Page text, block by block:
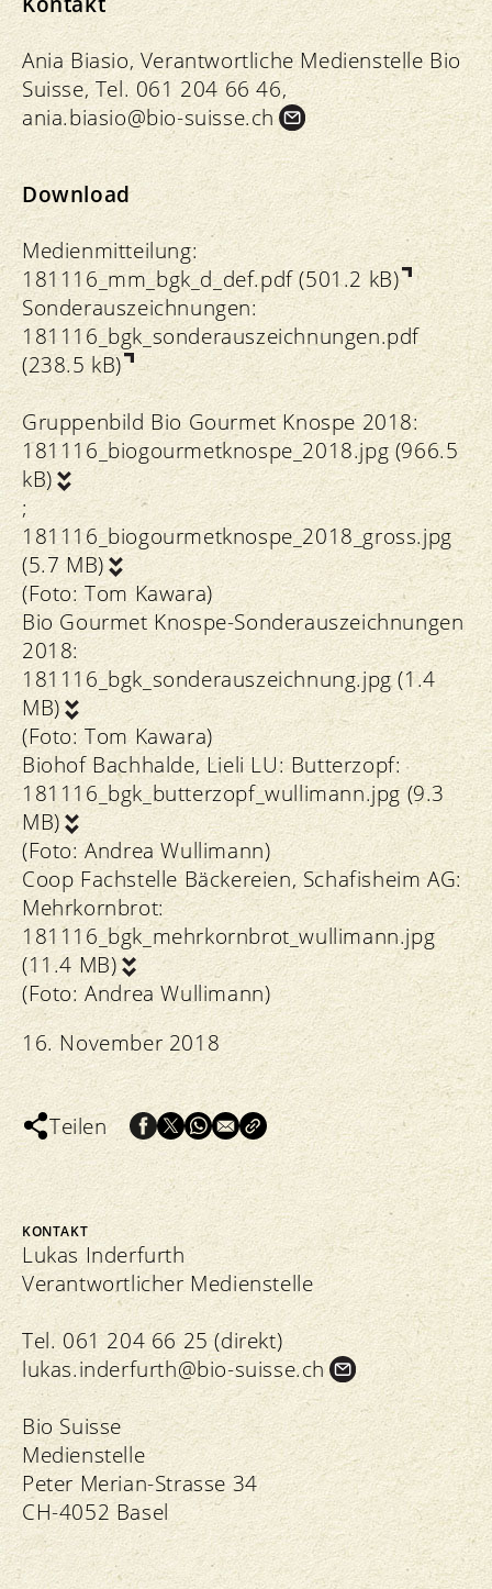
Ania Biasio, Verantwortliche Medienstelle Bio
Suisse, Tel. 061 204 66 46,
ania.biasio@bio-suisse.ch
Download
Medienmitteilung:
181116_mm_bgk_d_def.pdf (501.2 kB)
Sonderauszeichnungen:
181116_bgk_sonderauszeichnungen.pdf
(238.5 kB)
Gruppenbild Bio Gourmet Knospe 2018:
181116_biogourmetknospe_2018.jpg (966.5
kB)
;
181116_biogourmetknospe_2018_gross.jpg
(5.7 MB)
(Foto: Tom Kawara)
Bio Gourmet Knospe-Sonderauszeichnungen
2018:
181116_bgk_sonderauszeichnung.jpg (1.4
MB)
(Foto: Tom Kawara)
Biohof Bachhalde, Lieli LU: Butterzopf:
181116_bgk_butterzopf_wullimann.jpg (9.3
MB)
(Foto: Andrea Wullimann)
Coop Fachstelle Bäckereien, Schafisheim AG:
Mehrkornbrot:
181116_bgk_mehrkornbrot_wullimann.jpg
(11.4 MB)
(Foto: Andrea Wullimann)
16. November 2018
Teilen
KONTAKT
Lukas Inderfurth
Verantwortlicher Medienstelle
Tel. 061 204 66 25 (direkt)
lukas.inderfurth@bio-suisse.ch
Bio Suisse
Medienstelle
Peter Merian-Strasse 34
CH-4052 Basel